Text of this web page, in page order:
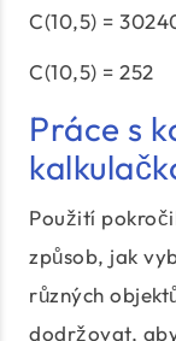
C(10,5) =
C(10,5) = 252
Práce s
Použití
způsob, jak
různých
dodržovat,